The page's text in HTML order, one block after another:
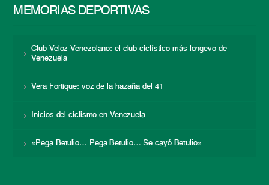
MEMORIAS DEPORTIVAS
Club Veloz Venezolano: el club ciclístico más longevo de
Venezuela
Vera Fortique: voz de la hazaña del 41
Inicios del ciclismo en Venezuela
«Pega Betulio… Pega Betulio… Se cayó Betulio»